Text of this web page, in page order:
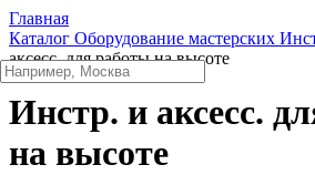
Главная
Каталог Оборудование мастерских
аксесс. для работы на высоте
Инстр. и аксесс.
на высоте